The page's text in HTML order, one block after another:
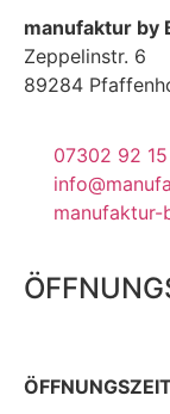
manufaktur by
Zeppelinstr. 6
89284
07302 92
manufaktur-